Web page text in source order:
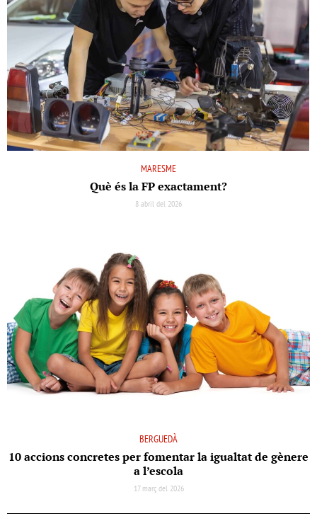
MARESME
Què és la FP exactament?
8 abril del 2026
BERGUEDÀ
10 accions concretes per fomentar la igualtat de gènere
a l’escola
17 març del 2026